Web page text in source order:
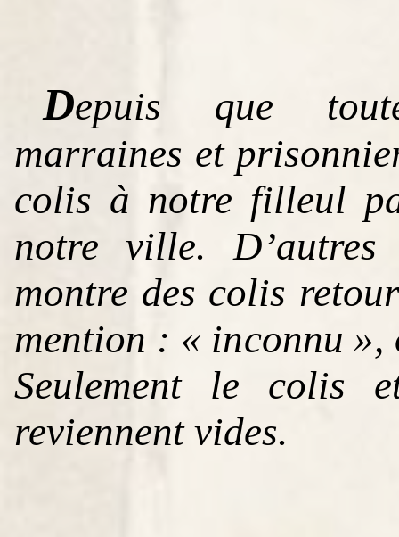
Depuis que
marraines et
colis à notre filleul
notre ville.
montre des colis
mention : « inconnu »,
Seulement le colis
reviennent vides.